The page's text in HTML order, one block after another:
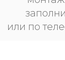
или по